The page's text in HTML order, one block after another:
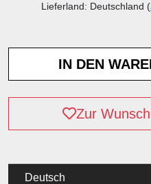
Lieferland: Deutschland (
Zur
Deutsch